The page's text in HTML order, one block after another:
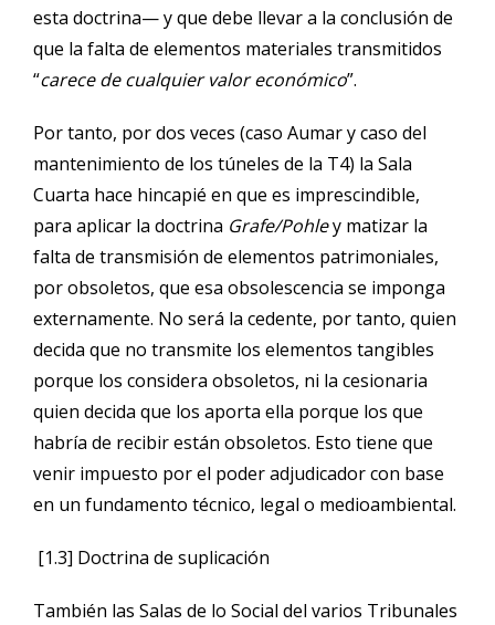
esta doctrina— y que debe llevar a la conclusión de
que la falta de elementos materiales transmitidos
“carece de cualquier valor económico”.
Por tanto, por dos veces (caso Aumar y caso del
mantenimiento de los túneles de la T4) la Sala
Cuarta hace hincapié en que es imprescindible,
para aplicar la doctrina Grafe/Pohley matizar la
falta de transmisión de elementos patrimoniales,
por obsoletos, que esa obsolescencia se imponga
externamente. No será la cedente, por tanto, quien
decida que no transmite los elementos tangibles
porque los considera obsoletos, ni la cesionaria
quien decida que los aporta ella porque los que
habría de recibir están obsoletos. Esto tiene que
venir impuesto por el poder adjudicador con base
en un fundamento técnico, legal o medioambiental.
[1.3] Doctrina de suplicación
También las Salas de lo Social del varios Tribunales